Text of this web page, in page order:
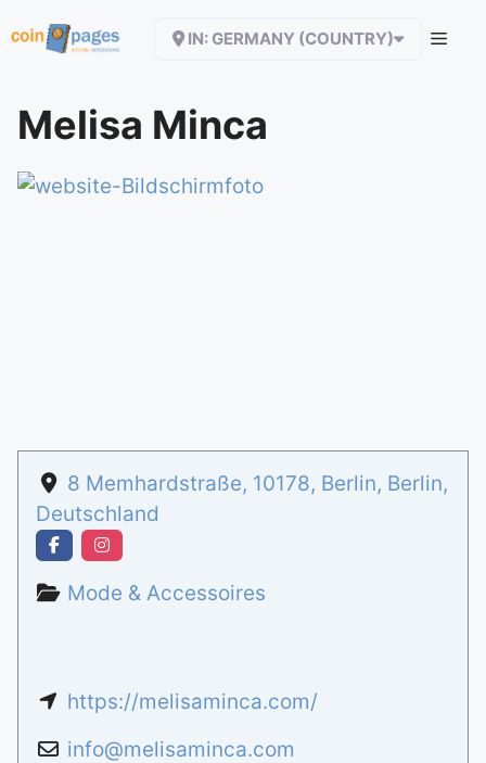
Inhalt
IN: GERMANY (COUNTRY)
Melisa Minca
8 Memhardstraße, 10178, Berlin, Berlin,
Deutschland
Mode & Accessoires
https://melisaminca.com/
info@melisaminca.com